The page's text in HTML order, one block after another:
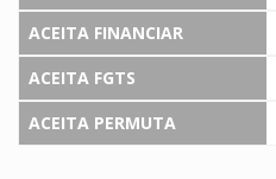
ACEITA FINANCIAR
ACEITA FGTS
ACEITA PERMUTA